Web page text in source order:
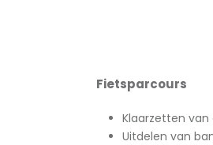
Fietsparcours
Klaarzetten
Uitdelen van